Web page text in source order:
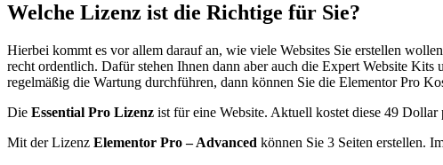
Welche Lizenz ist die Richtige für Sie?
Hierbei kommt es vor allem darauf an, wie viele Websites Sie erstellen
recht ordentlich. Dafür stehen Ihnen dann aber auch die Expert Website
regelmäßig die Wartung durchführen, dann können Sie die Elementor Pro
Die Essential Pro Lizenz ist für eine Website. Aktuell kostet diese 49
Mit der Lizenz Elementor Pro – Advanced können Sie 3 Seiten erstellen.